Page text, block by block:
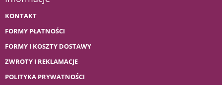
KONTAKT
FORMY PŁATNOŚCI
FORMY I KOSZTY DOSTAWY
ZWROTY I REKLAMACJE
POLITYKA PRYWATNOŚCI